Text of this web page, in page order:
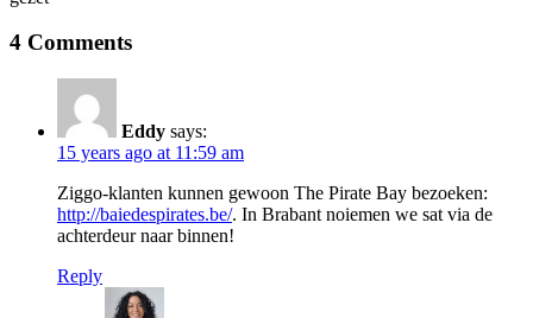
4 Comments
Eddy says:
15 years ago at 11:59 am
Ziggo-klanten kunnen gewoon The Pirate Bay bezoeken:
http://baiedespirates.be/. In Brabant noiemen we sat via de
achterdeur naar binnen!
Reply